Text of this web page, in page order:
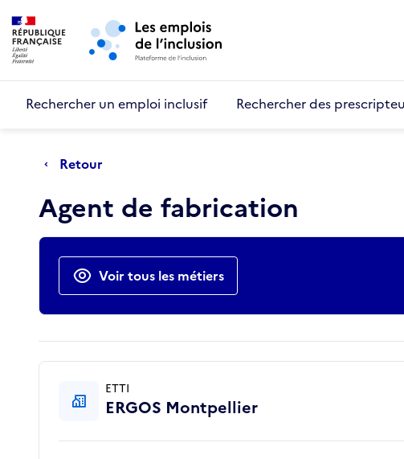
Aller au menu principal
Rechercher un emploi inclusif Rechercher des
Retour
Agent de fabrication
Actions rapides
Voir tous les métiers
ETTI
ERGOS Montpellier